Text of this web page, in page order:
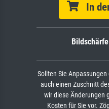
In
Sollten Sie
auch einen Zuschnitt
wir diese Änderungen
Kosten für Sie vor.